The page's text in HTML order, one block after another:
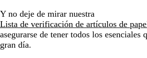
Y no deje de mirar nuestra
Lista de verificación de artículos de
asegurarse de tener todos los esenciales
gran día.